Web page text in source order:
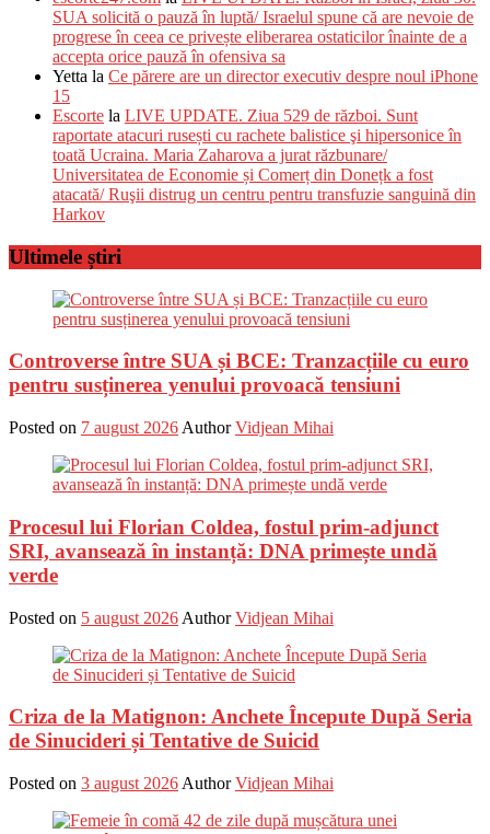
SUA solicită o pauză în luptă/ Israelul spune că are nevoie de
progrese în ceea ce privește eliberarea ostaticilor înainte de a
accepta orice pauză în ofensiva sa
Yetta la Ce părere are un director executiv despre noul iPhone
15
Escorte la LIVE UPDATE. Ziua 529 de război. Sunt
raportate atacuri rusești cu rachete balistice şi hipersonice în
toată Ucraina. Maria Zaharova a jurat răzbunare/
Universitatea de Economie și Comerț din Donețk a fost
atacată/ Ruşii distrug un centru pentru transfuzie sanguină din
Harkov
Ultimele știri
Controverse între SUA și BCE: Tranzacțiile cu euro
pentru susținerea yenului provoacă tensiuni
Posted on 7 august 2026 Author Vidjean Mihai
Procesul lui Florian Coldea, fostul prim-adjunct
SRI, avansează în instanță: DNA primește undă
verde
Posted on 5 august 2026 Author Vidjean Mihai
Criza de la Matignon: Anchete Începute După Seria
de Sinucideri și Tentative de Suicid
Posted on 3 august 2026 Author Vidjean Mihai